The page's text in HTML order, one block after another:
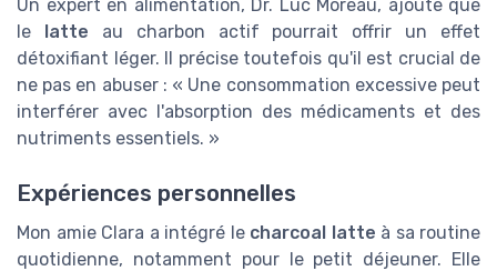
Un expert en alimentation, Dr. Luc Moreau, ajoute que
le
latte au charbon actif pourrait offrir un effet
détoxifiant léger. Il précise toutefois qu'il est crucial de
ne pas en abuser : « Une consommation excessive peut
interférer avec l'absorption des médicaments et des
nutriments essentiels. »
Expériences personnelles
Mon amie Clara a intégré le charcoal latte à sa routine
quotidienne, notamment pour le petit déjeuner. Elle